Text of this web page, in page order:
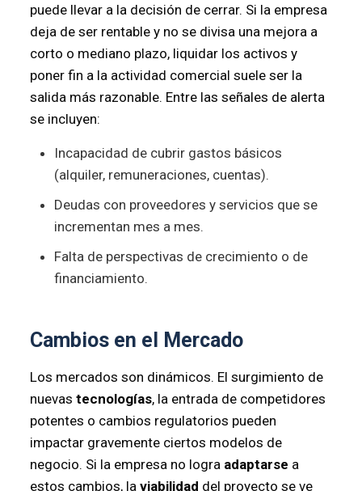
puede llevar a la decisión de cerrar. Si la empresa
deja de ser rentable y no se divisa una mejora a
corto o mediano plazo, liquidar los activos y
poner fin a la actividad comercial suele ser la
salida más razonable. Entre las señales de alerta
se incluyen:
Incapacidad de cubrir gastos básicos
(alquiler, remuneraciones, cuentas).
Deudas con proveedores y servicios que se
incrementan mes a mes.
Falta de perspectivas de crecimiento o de
financiamiento.
Cambios en el Mercado
Los mercados son dinámicos. El surgimiento de
nuevas tecnologías, la entrada de competidores
potentes o cambios regulatorios pueden
impactar gravemente ciertos modelos de
negocio. Si la empresa no logra adaptarse a
estos cambios, la viabilidad del proyecto se ve